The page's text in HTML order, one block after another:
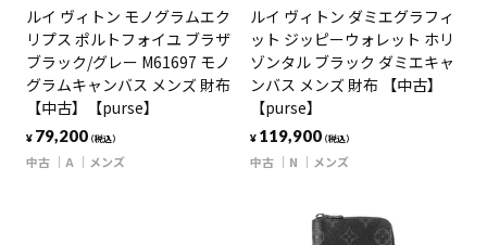
ルイ ヴィトン モノグラムエク
リプス ポルトフォイユ ブラザ
ブラック/グレー M61697 モノ
グラムキャンバス メンズ 財布
【中古】【purse】
¥ 79,200（税込）
中古 A メンズ
ルイ ヴィトン ダミエグラフィ
ット ジッピーウォレット ホリ
ゾンタル ブラック ダミエキャ
ンバス メンズ 財布 【中古】
【purse】
¥ 119,900（税込）
中古 N メンズ